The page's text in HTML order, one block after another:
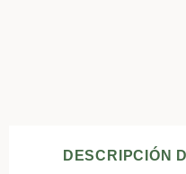
DESCRIPCIÓN